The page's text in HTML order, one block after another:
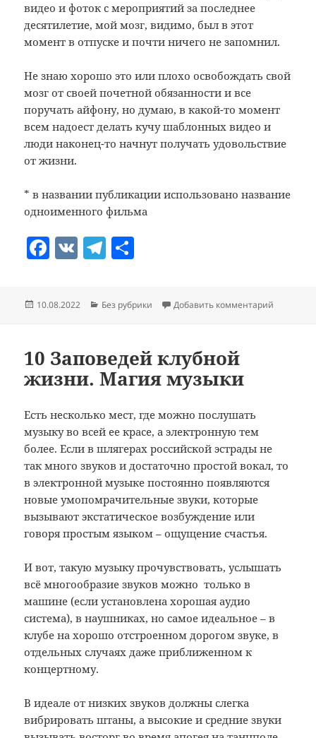
видео и фоток с мероприятий за последнее
десятилетие, мой мозг, видимо, был в этот
момент в отпуске и почти ничего не запомнил.
Не знаю хорошо это или плохо освобождать свой
мозг от своей почетной обязанности и все
поручать айфону, но думаю, в какой-то момент
всем надоест делать кучу шаблонных видео и
люди наконец-то начнут получать удовольствие
от жизни.
* в названии публикации использовано название
одноименного фильма
F
e
o
o
k
V T
gr
m
р
в
и
т
ь
Опубликовано
10.08.2022 Рубрики
Без рубрики Добавить комментарий
10 Заповедей клубной
жизни. Магия музыки
Есть несколько мест, где можно послушать
музыку во всей ее красе, а электронную тем
более. Если в шлягерах российской эстрады не
так много звуков и достаточно простой вокал, то
в электронной музыке постоянно появляются
новые умопомрачительные звуки, которые
вызывают экстатическое возбуждение или
говоря простым языком – ощущение счастья.
И вот, такую музыку прочувствовать, услышать
всё многообразие звуков можно только в
машине (если установлена хорошая аудио
система), в наушниках, но самое идеальное – в
клубе на хорошо отстроенном дорогом звуке, в
отдельных случаях даже приближенном к
концертному.
В идеале от низких звуков должны слегка
вибрировать штаны, а высокие и средние звуки